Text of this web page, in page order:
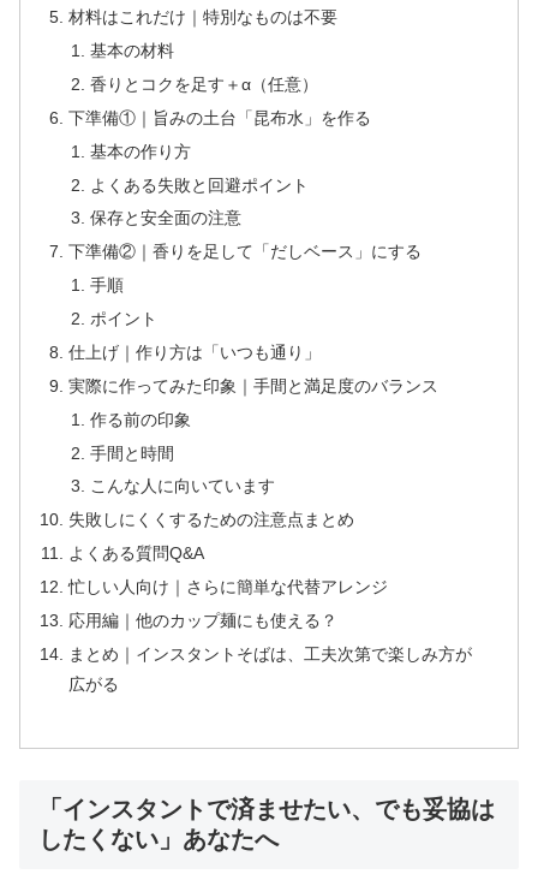
材料はこれだけ｜特別なものは不要
基本の材料
香りとコクを足す＋α（任意）
下準備①｜旨みの土台「昆布水」を作る
基本の作り方
よくある失敗と回避ポイント
保存と安全面の注意
下準備②｜香りを足して「だしベース」にする
手順
ポイント
仕上げ｜作り方は「いつも通り」
実際に作ってみた印象｜手間と満足度のバランス
作る前の印象
手間と時間
こんな人に向いています
失敗しにくくするための注意点まとめ
よくある質問Q&A
忙しい人向け｜さらに簡単な代替アレンジ
応用編｜他のカップ麺にも使える？
まとめ｜インスタントそばは、工夫次第で楽しみ方が
広がる
「インスタントで済ませたい、でも妥協は
したくない」あなたへ